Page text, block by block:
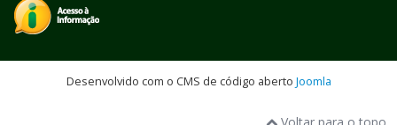
Desenvolvido com o CMS de código aberto Joomla